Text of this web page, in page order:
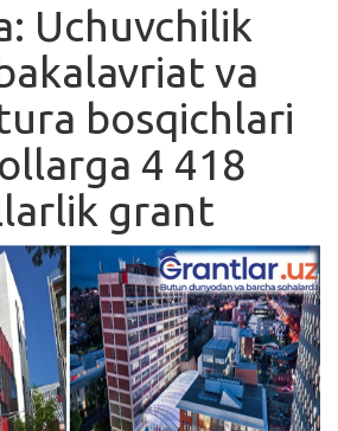
Uchuvchilik
va
bosqichlari
4 418
grant